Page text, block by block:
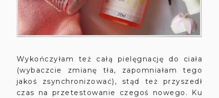
Wykończyłam też całą pielęgnację do ciała
(wybaczcie zmianę tła, zapomniałam tego
jakoś zsynchronizować), stąd też przyszedł
czas na przetestowanie czegoś nowego. Ku